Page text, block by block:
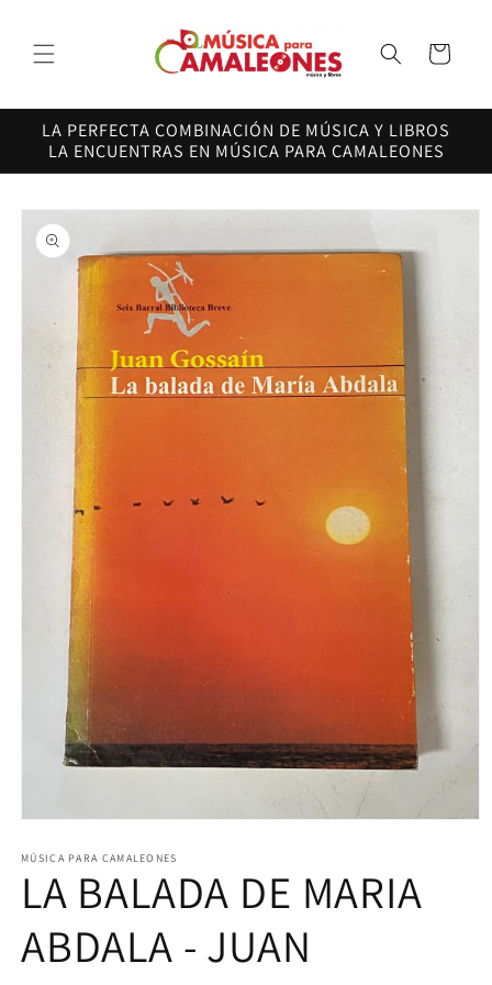
al contenido
Carrito
LA PERFECTA COMBINACIÓN DE MÚSICA Y LIBROS
LA ENCUENTRAS EN MÚSICA PARA CAMALEONES
directamente
a la
información
del producto
multimedia
1
una
modal
MÚSICA PARA CAMALEONES
LA BALADA DE MARIA
ABDALA - JUAN